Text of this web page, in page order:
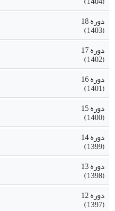
دوره 18
(1403)
دوره 17
(1402)
دوره 16
(1401)
دوره 15
(1400)
دوره 14
(1399)
دوره 13
(1398)
دوره 12
(1397)